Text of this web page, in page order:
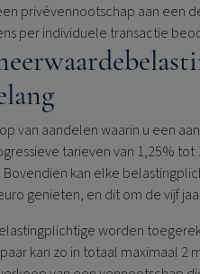
privévennootschap aan een
per individuele transactie
van aandelen waarin u een
tarieven van 1,25% tot
kan elke
genieten, en dit om de vijf
worden
kan zo in totaal maximaal 2